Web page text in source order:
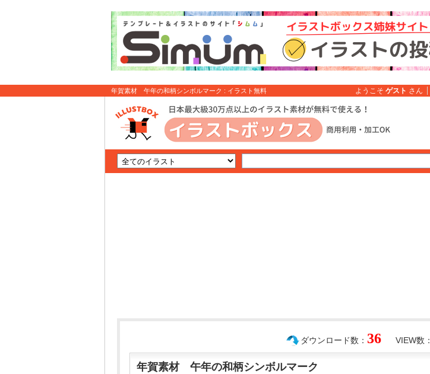
年賀素材 午年の和柄シンボルマーク : イラスト無料 ようこそ ゲスト さん
VIEW数：
ダウンロード数： 36
年賀素材 午年の和柄シンボルマーク